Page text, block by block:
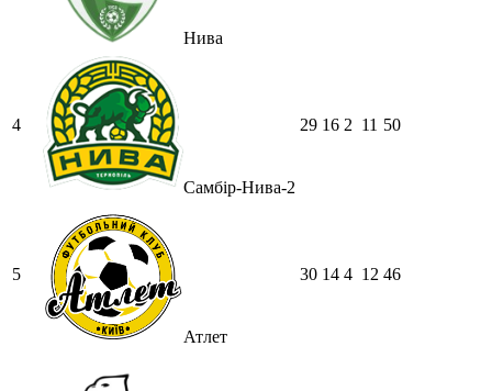
Нива
4
Самбір-Нива-2
29 16 2 11 50
5
Атлет
30 14 4 12 46